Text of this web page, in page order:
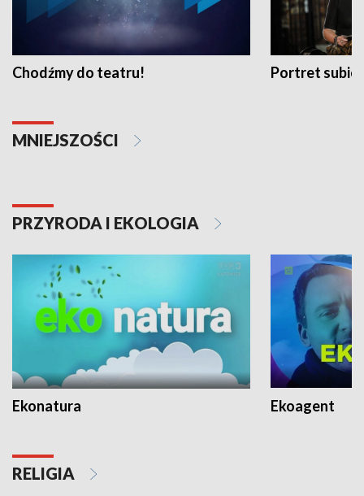
Chodźmy do teatru! Portret
MNIEJSZOŚCI
PRZYRODA I EKOLOGIA
Ekonatura Ekoagent
RELIGIA